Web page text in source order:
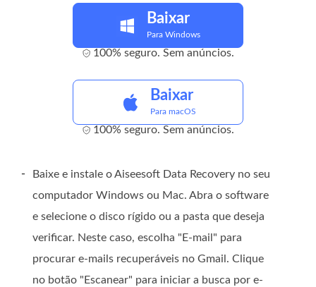
Baixar
Para Windows
100% seguro. Sem anúncios.
Baixar
Para macOS
100% seguro. Sem anúncios.
-
Baixe e instale o Aiseesoft Data Recovery no seu
computador Windows ou Mac. Abra o software
e selecione o disco rígido ou a pasta que deseja
verificar. Neste caso, escolha "E-mail" para
procurar e-mails recuperáveis ​​no Gmail. Clique
no botão "Escanear" para iniciar a busca por e-